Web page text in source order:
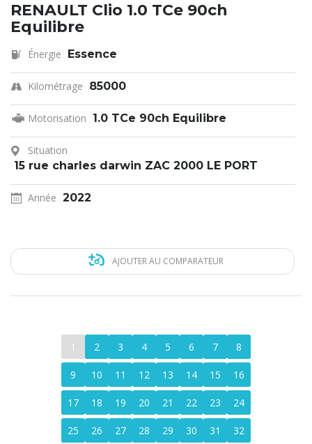
RENAULT Clio 1.0 TCe 90ch
Equilibre
Énergie Essence
Kilométrage 85000
Motorisation 1.0 TCe 90ch Equilibre
Situation
15 rue charles darwin ZAC 2000 LE PORT
Année 2022
AJOUTER AU COMPARATEUR
1 2 3 4 5 6 7 8
9 10 11 12 13 14 15 16
17 18 19 20 21 22 23 24
25 26 27 28 29 30 31 32